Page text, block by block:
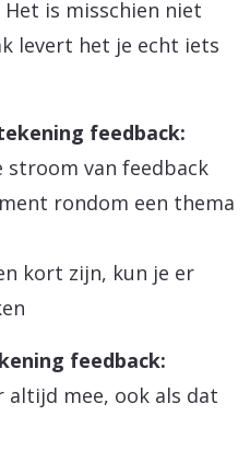
is misschien niet
levert het je echt iets
feedback:
stroom van feedback
rondom een thema
kort zijn, kun je er
feedback:
mee, ook als dat